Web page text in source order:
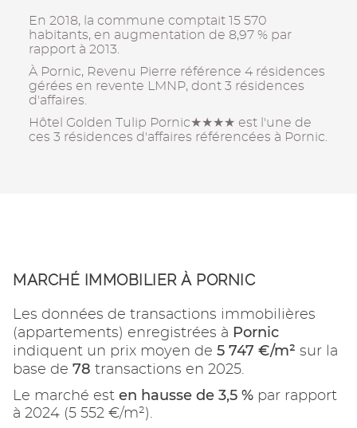
En 2018, la commune comptait 15 570
habitants, en augmentation de 8,97 % par
rapport à 2013.
À Pornic, Revenu Pierre référence 4 résidences
gérées en revente LMNP, dont 3 résidences
d'affaires.
Hôtel Golden Tulip Pornic★★★★ est l'une de
ces 3 résidences d'affaires référencées à Pornic.
MARCHÉ IMMOBILIER À PORNIC
Les données de transactions immobilières
(appartements) enregistrées à Pornic
indiquent un prix moyen de 5 747 €/m² sur la
base de 78 transactions en 2025.
Le marché est en hausse de 3,5 % par rapport
à 2024 (5 552 €/m²).